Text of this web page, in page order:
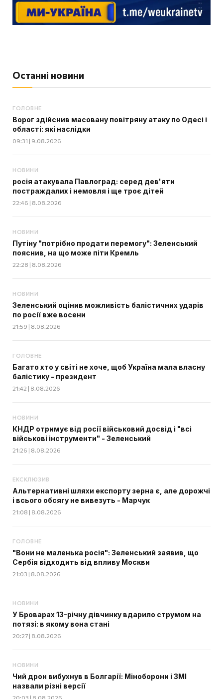
Останні новини
ГОЛОВНЕ
Ворог здійснив масовану повітряну атаку по Одесі і
області: які наслідки
09:31 | 9.08.2026
НОВИНИ
росія атакувала Павлоград: серед дев'яти
постраждалих і немовля і ще троє дітей
22:46 | 8.08.2026
НОВИНИ
Путіну "потрібно продати перемогу": Зеленський
пояснив, на що може піти Кремль
22:28 | 8.08.2026
НОВИНИ
Зеленський оцінив можливість балістичних ударів
по росії вже восени
21:59 | 8.08.2026
ГОЛОВНЕ
Багато хто у світі не хоче, щоб Україна мала власну
балістику - президент
21:42 | 8.08.2026
НОВИНИ
КНДР отримує від росії військовий досвід і "всі
військові інструменти" - Зеленський
21:26 | 8.08.2026
ЕКСКЛЮЗИВ
Альтернативні шляхи експорту зерна є, але дорожчі
і всього обсягу не вивезуть - Марчук
21:08 | 8.08.2026
ГОЛОВНЕ
"Вони не маленька росія": Зеленський заявив, що
Сербія відходить від впливу Москви
21:03 | 8.08.2026
НОВИНИ
У Броварах 13-річну дівчинку вдарило струмом на
потязі: в якому вона стані
20:27 | 8.08.2026
НОВИНИ
Чий дрон вибухнув в Болгарії: Міноборони і ЗМІ
назвали різні версії